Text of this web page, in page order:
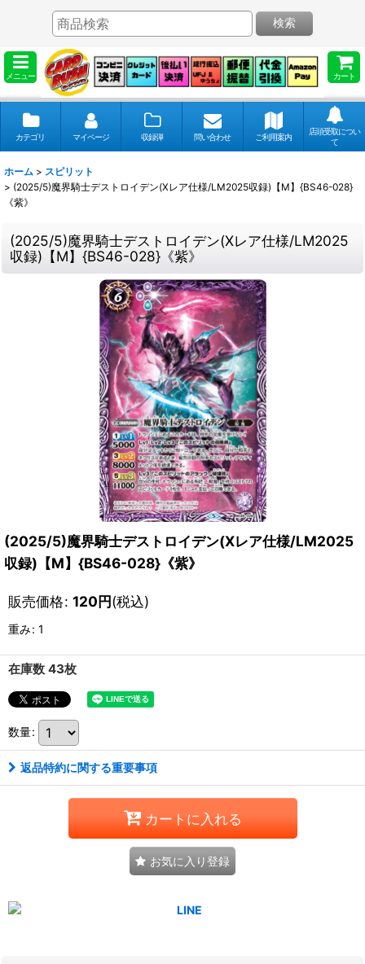
メニュー カート
検索
カテゴリ マイページ 収録弾 問い合わせ ご利用案内
店頭受取につい
て
ホーム > スピリット
> (2025/5)魔界騎士デストロイデン(Xレア仕様/LM2025収録)【M】{BS46-028}
《紫》
(2025/5)魔界騎士デストロイデン(Xレア仕様/LM2025
収録)【M】{BS46-028}《紫》
(2025/5)魔界騎士デストロイデン(Xレア仕様/LM2025
収録)【M】{BS46-028}《紫》
販売価格: 120円(税込)
重み: 1
在庫数 43枚
数量:
返品特約に関する重要事項
カートに入れる
お気に入り登録